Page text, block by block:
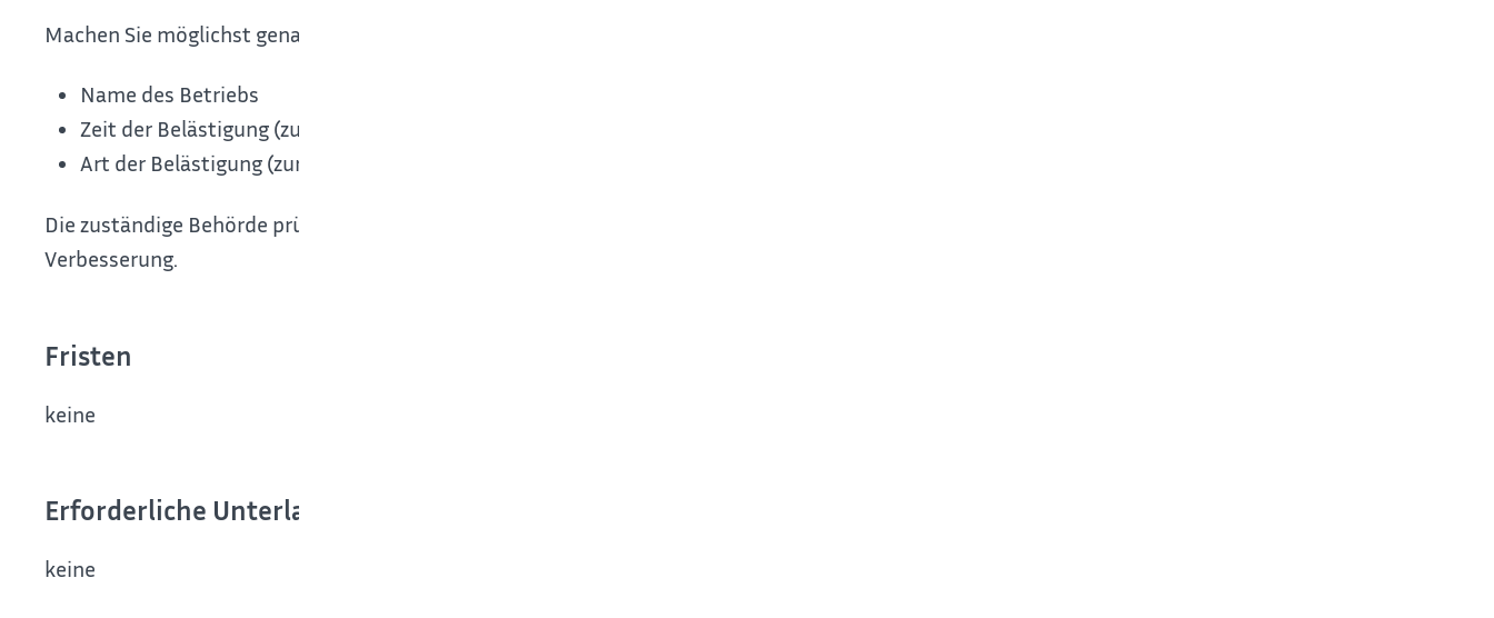
Machen Sie möglichst genaue Angaben zu folgenden Punkten:
Name des Betriebs
Zeit der Belästigung (zum Beispiel "Es ist gegen ... Uhr besonders laut.")
Art der Belästigung (zum Beispiel "Es riecht wie ...")
Die zuständige Behörde prüft Ihre Beschwerde und veranlasst gegebenenfalls Maßnahmen gegenüber dem Verursacher zur
Verbesserung.
Fristen
keine
Erforderliche Unterlagen
keine